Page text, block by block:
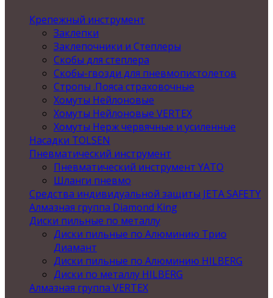
Крепежный инструмент
Заклепки
Заклепочники и Степлеры
Скобы для степлера
Скобы-гвозди для пневмопистолетов
Стропы .Пояса страховочные
Хомуты Нейлоновые
Хомуты Нейлоновые VERTEX
Хомуты Нерж червячные и усиленные
Насадки TOLSEN
Пневматический инструмент
Пневматический инструмент YATO
Шланги пневмо
Средства индивидуальной защиты JETA SAFETY
Алмазная группа Diamond King
Диски пильные по металлу
Диски пильные по Алюминию Трио
Диамант
Диски пильные по Алюминию HILBERG
Диски по металлу HILBERG
Алмазная группа VERTEX